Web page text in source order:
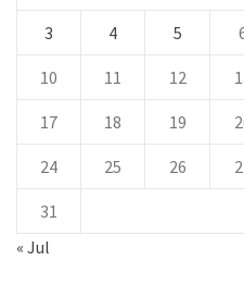
3 4 5
10 11 12
17 18 19
24 25 26
31
« Jul